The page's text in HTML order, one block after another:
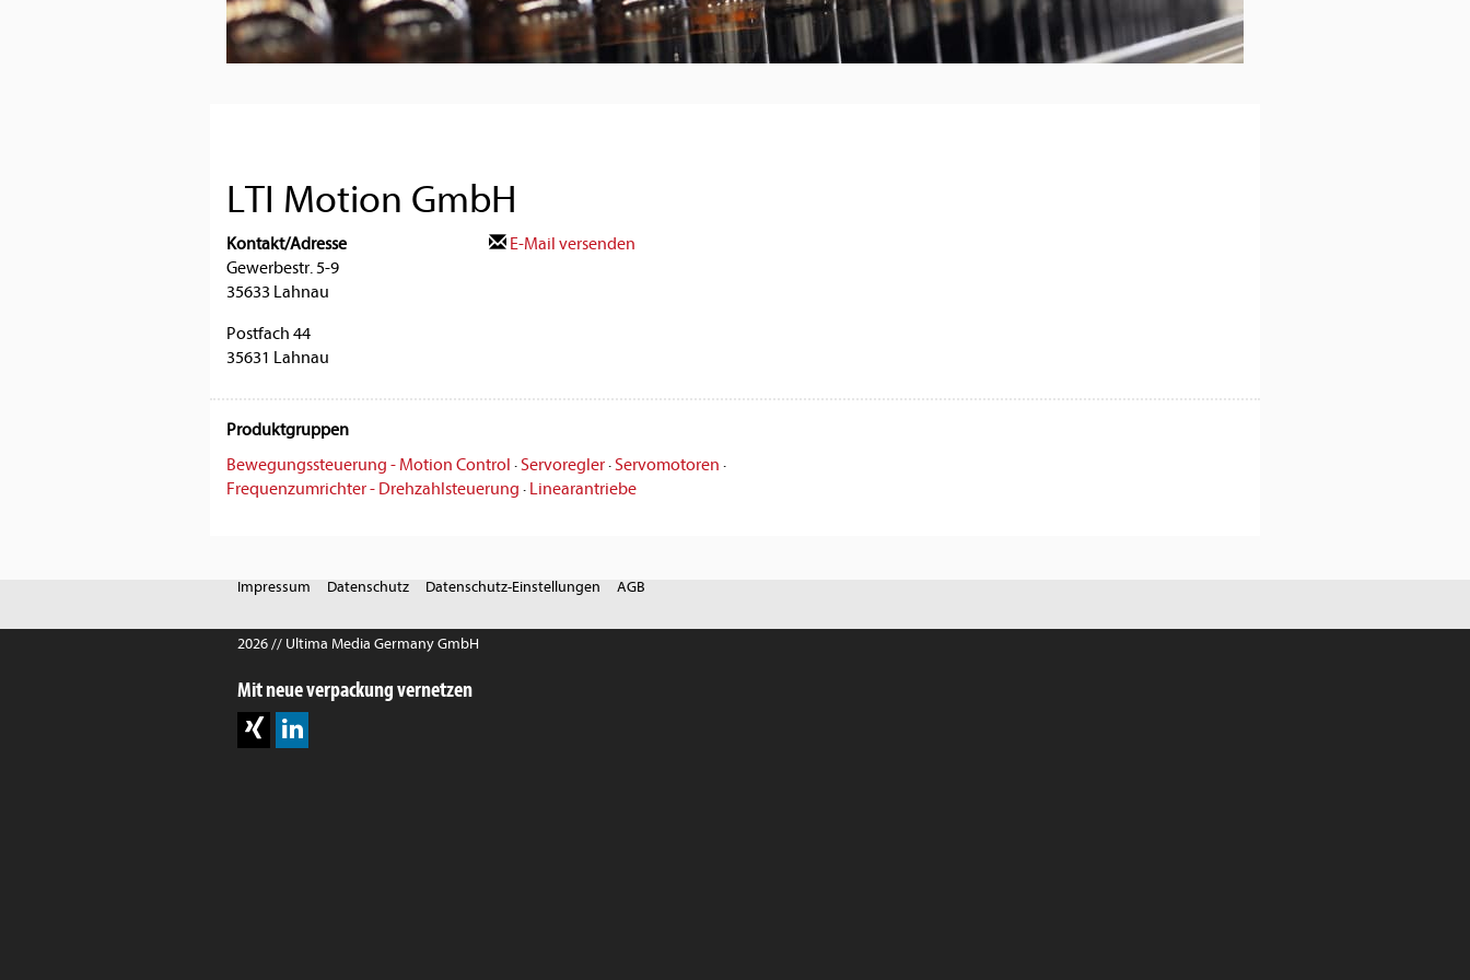
LTI Motion GmbH
Kontakt/Adresse
Gewerbestr. 5-9
35633 Lahnau
Postfach 44
35631 Lahnau
E-Mail versenden
Produktgruppen
Bewegungssteuerung - Motion Control ·Servoregler·Servomotoren ·
Frequenzumrichter - Drehzahlsteuerung · Linearantriebe
Impressum Datenschutz Datenschutz-Einstellungen AGB
2026 // Ultima Media Germany GmbH
Mit neue verpackung vernetzen